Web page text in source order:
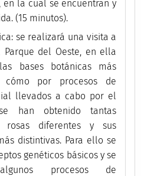
en la cual se encuentran y
(15 minutos).
se realizará una visita a
Parque del Oeste, en ella
bases botánicas más
cómo por procesos de
llevados a cabo por el
han obtenido tantas
rosas diferentes y sus
distintivas. Para ello se
genéticos básicos y se
procesos de